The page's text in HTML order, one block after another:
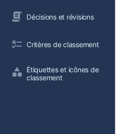
Décisions et révisions
Critères de classement
Étiquettes et icônes de
classement